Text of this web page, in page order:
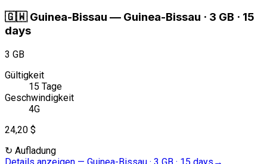
🇬🇼 Guinea-Bissau — Guinea-Bissau · 3 GB · 15
days
3 GB
Gültigkeit
15 Tage
Geschwindigkeit
4G
24,20 $
↻ Aufladung